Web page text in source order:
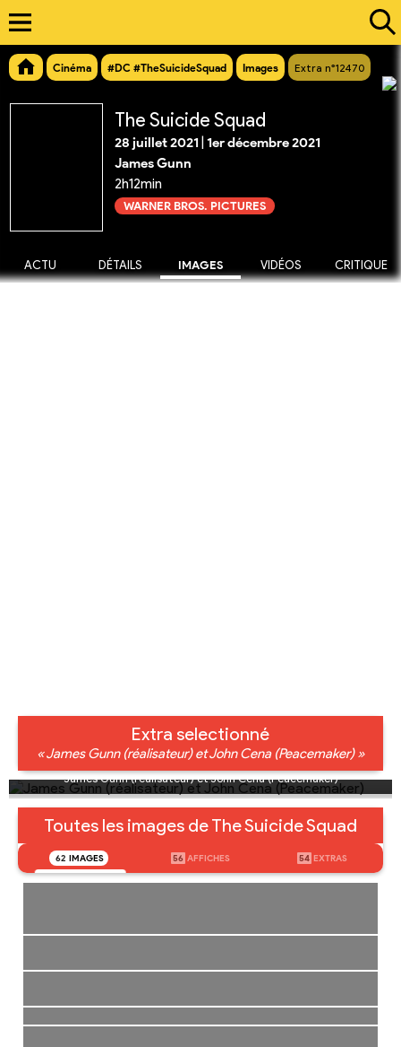
Cinéma #DC #TheSuicideSquad Images Extra n°12470
The Suicide Squad
28 juillet 2021 1er décembre 2021
James Gunn
2h12min
WARNER BROS. PICTURES
ACTU DÉTAILS IMAGES VIDÉOS CRITIQUE
Extra selectionné
« James Gunn (réalisateur) et John Cena (Peacemaker) »
James Gunn (réalisateur) et John Cena (Peacemaker)
Toutes les images de The Suicide Squad
62 IMAGES 56 AFFICHES 54 EXTRAS